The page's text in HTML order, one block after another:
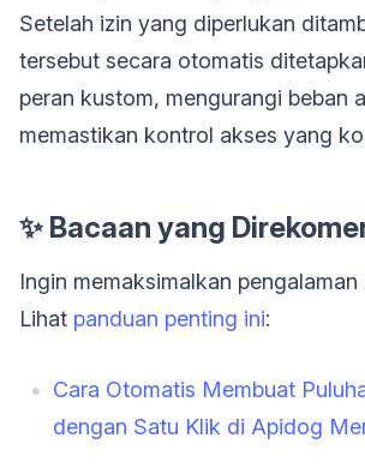
Setelah izin yang diperlukan
tersebut secara otomatis
peran kustom, mengurangi beban
memastikan kontrol akses yang
✨ Bacaan yang
Ingin memaksimalkan
Lihat panduan penting ini:
Cara Otomatis Membuat
dengan Satu Klik di Apidog